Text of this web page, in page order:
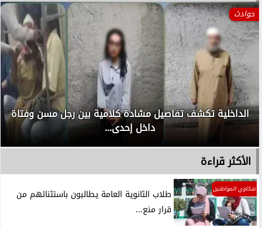
حوادث
الداخلية تكشف تفاصيل مشادة كلامية بين رجل مسن وفتاة
داخل إحدى...
الأكثر قراءة
شكاوي المواطنين
طلاب الثانوية العامة يطالبون باستثنائهم من
قرار منع...